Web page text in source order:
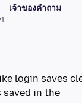
เจ้าของคำถาม
login saves
saved in the